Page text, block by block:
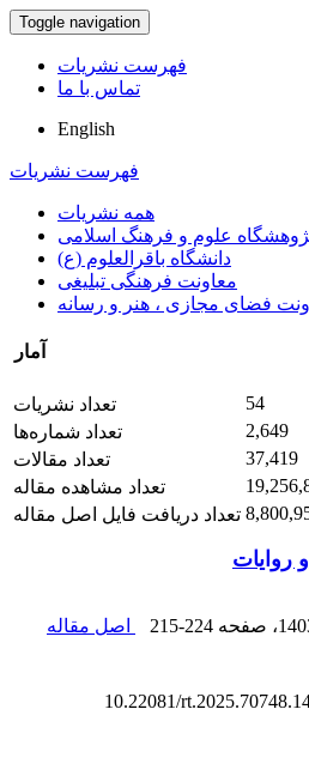
Toggle navigation
فهرست نشریات
تماس با ما
English
فهرست نشریات
همه نشریات
علوم و فرهنگ اسلامی
دانشگاه باقرالعلوم (ع)
معاونت فرهنگی تبلیغی
فضای مجازی ، هنر و رسانه
آمار
تعداد نشریات
54
تعداد شماره‌ها
2,649
تعداد مقالات
37,419
تعداد مشاهده مقاله
تعداد دریافت فایل اصل مقاله
روایات
، صفحه 215-224
اصل مقاله
10.22081/